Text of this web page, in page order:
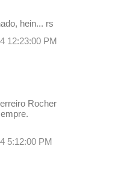
hein... rs
12:23:00 PM
Rocher
5:12:00 PM